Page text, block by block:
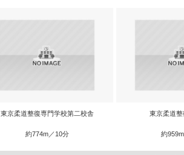
東京柔道整復専門学校第二校舎
約774m／10分
東京柔道
約